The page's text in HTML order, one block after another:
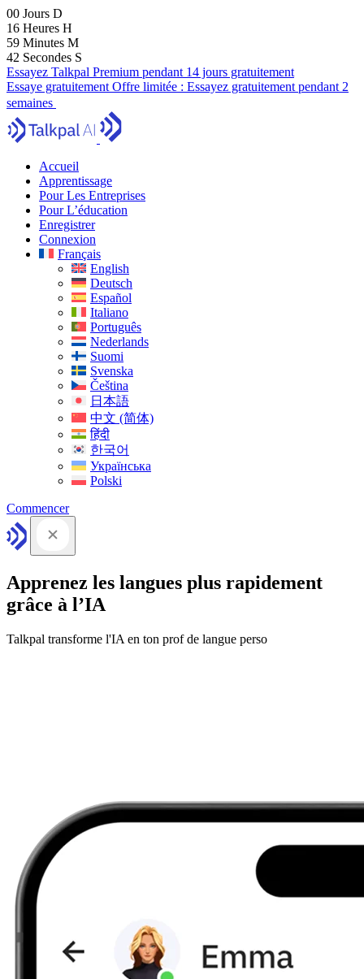
00 Jours D
16 Heures H
59 Minutes M
41 Secondes S
Essayez Talkpal Premium pendant 14 jours gratuitement
Essaye gratuitement Offre limitée : Essayez gratuitement pendant 2
semaines
Accueil
Apprentissage
Pour Les Entreprises
Pour L’éducation
Enregistrer
Connexion
Français
English
Deutsch
Español
Italiano
Português
Nederlands
Suomi
Svenska
Čeština
日本語
中文 (简体)
हिंदी
한국어
Українська
Polski
Commencer
Apprenez les langues plus rapidement
grâce à l’IA
Talkpal transforme l'IA en ton prof de langue perso